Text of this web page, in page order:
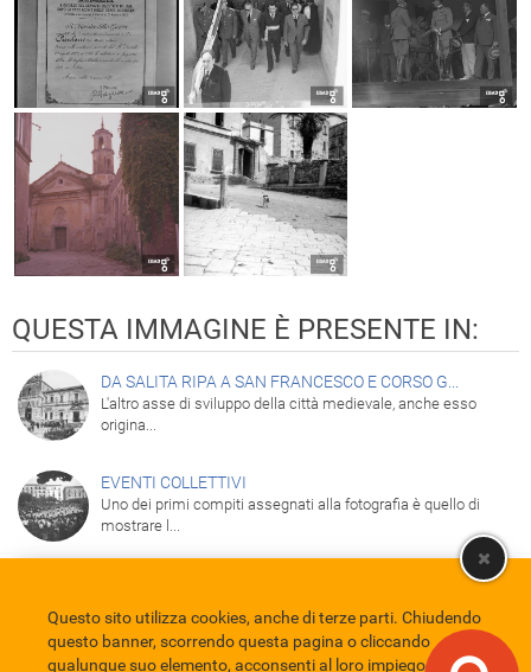
QUESTA IMMAGINE È PRESENTE IN:
DA SALITA RIPA A SAN FRANCESCO E CORSO G...
L'altro asse di sviluppo della città medievale, anche esso
origina...
EVENTI COLLETTIVI
Uno dei primi compiti assegnati alla fotografia è quello di
mostrare l...
Comune di Eboli Servizio Bibliotecario Nazionale
Privacy policy
Credits
Questo sito utilizza cookies, anche di terze parti. Chiudendo
questo banner, scorrendo questa pagina o cliccando
qualunque suo elemento, acconsenti al loro impiego in